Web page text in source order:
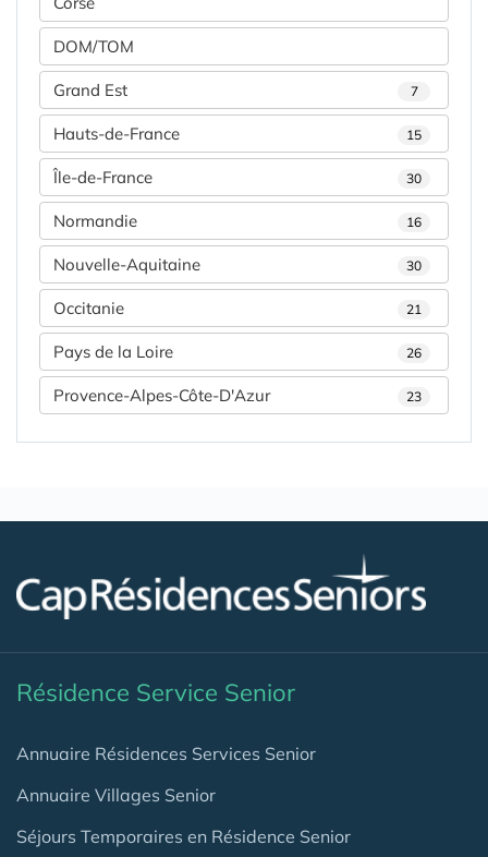
DOM/TOM
Grand Est 7
Hauts-de-France 15
Île-de-France 30
Normandie 16
Nouvelle-Aquitaine 30
Occitanie 21
Pays de la Loire 26
Provence-Alpes-Côte-D'Azur 23
Résidence Service Senior
Annuaire Résidences Services Senior
Annuaire Villages Senior
Séjours Temporaires en Résidence Senior